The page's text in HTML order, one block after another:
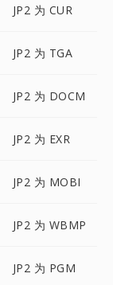
JP2 为 CUR
JP2 为 TGA
JP2 为 DOCM
JP2 为 EXR
JP2 为 MOBI
JP2 为 WBMP
JP2 为 PGM